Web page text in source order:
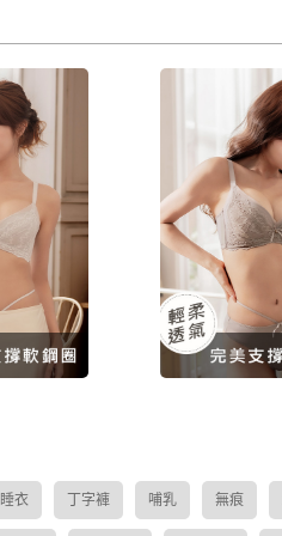
衣 丁字褲 哺乳 無痕